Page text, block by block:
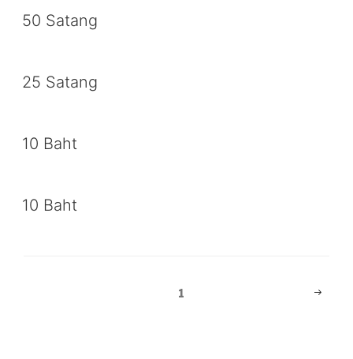
50 Satang
25 Satang
10 Baht
10 Baht
1